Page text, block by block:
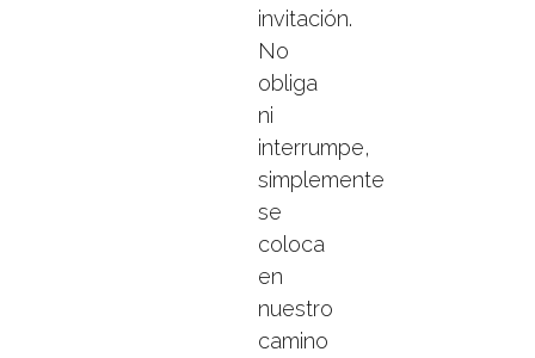
invitación.
No
obliga
ni
interrumpe,
simplemente
se
coloca
en
nuestro
camino